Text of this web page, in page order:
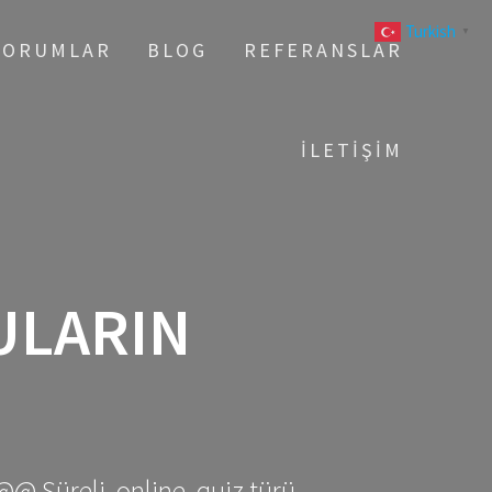
BLOG REFERANSLAR
İLETIŞIM
Turkish ▼